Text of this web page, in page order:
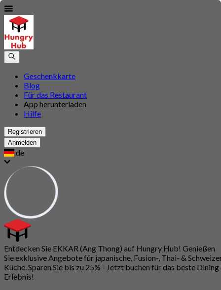
Geschenkkarte
Blog
Für das Restaurant
App herunterladen
Hilfe
Registrieren
Anmelden
de
Entdecken Sie EKKAR (Ang Thong) auf Hungry Hub! Genießen
Sie exklusive Angebote für japanische, Fusion-, Thai- &
Küche. Sparen Sie bis zu 25% - Jetzt buchen für das beste
Erlebnis!